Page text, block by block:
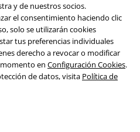
y de nuestros socios.
el consentimiento haciendo clic
solo se utilizarán cookies
tus preferencias individuales
derecho a revocar o modificar
en Configuración Cookies.
de datos, visita Política de